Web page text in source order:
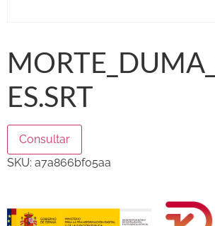
ES.SRT
Consultar
SKU: a7a866bf05aa